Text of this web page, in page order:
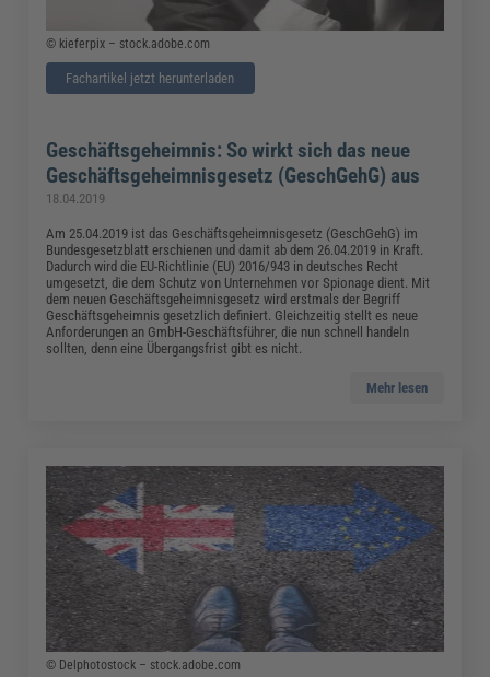
© kieferpix – stock.adobe.com
Fachartikel jetzt herunterladen
Geschäftsgeheimnis: So wirkt sich das neue
Geschäftsgeheimnisgesetz (GeschGehG) aus
18.04.2019
Am 25.04.2019 ist das Geschäftsgeheimnisgesetz (GeschGehG) im
Bundesgesetzblatt erschienen und damit ab dem 26.04.2019 in Kraft.
Dadurch wird die EU-Richtlinie (EU) 2016/943 in deutsches Recht
umgesetzt, die dem Schutz von Unternehmen vor Spionage dient. Mit
dem neuen Geschäftsgeheimnisgesetz wird erstmals der Begriff
Geschäftsgeheimnis gesetzlich definiert. Gleichzeitig stellt es neue
Anforderungen an GmbH-Geschäftsführer, die nun schnell handeln
sollten, denn eine Übergangsfrist gibt es nicht.
Mehr lesen
© Delphotostock – stock.adobe.com